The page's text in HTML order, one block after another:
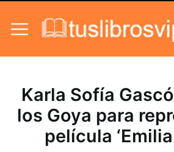
Karla Sofía
los Goya para
película ‘Emilia